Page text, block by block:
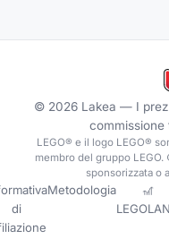
© 2026 Lakea — I
commissione
LEGO® e il logo LEGO®
membro del gruppo
sponsorizzata o
di
Metodologia
🎢